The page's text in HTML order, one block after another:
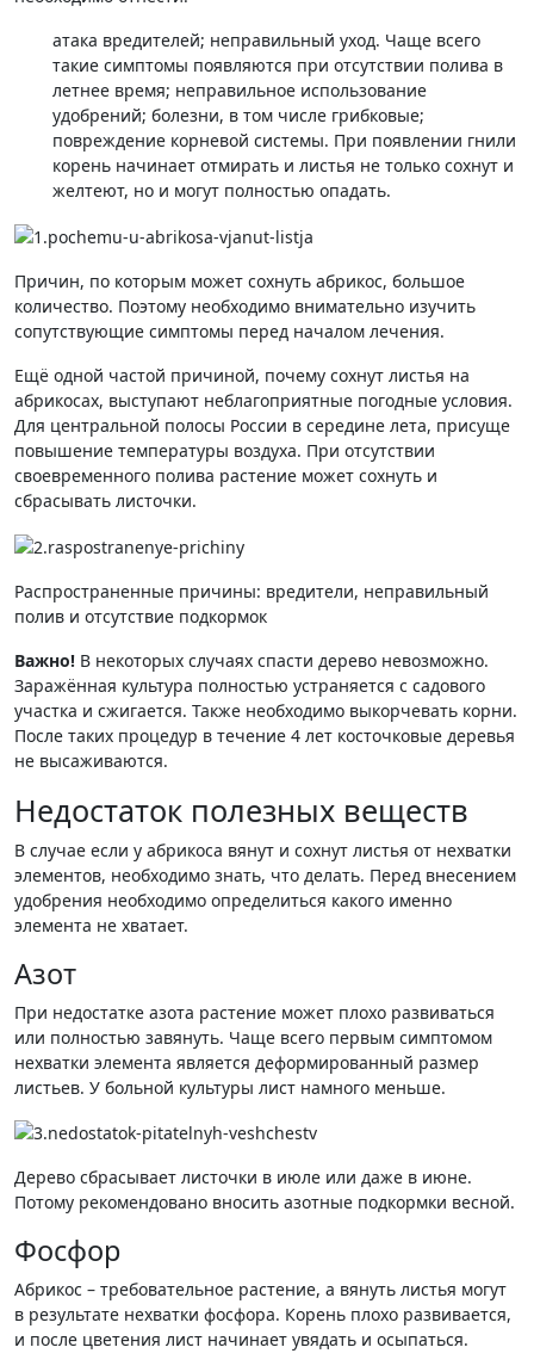
атака вредителей; неправильный уход. Чаще всего
такие симптомы появляются при отсутствии полива в
летнее время; неправильное использование
удобрений; болезни, в том числе грибковые;
повреждение корневой системы. При появлении гнили
корень начинает отмирать и листья не только сохнут и
желтеют, но и могут полностью опадать.
Причин, по которым может сохнуть абрикос, большое
количество. Поэтому необходимо внимательно изучить
сопутствующие симптомы перед началом лечения.
Ещё одной частой причиной, почему сохнут листья на
абрикосах, выступают неблагоприятные погодные условия.
Для центральной полосы России в середине лета, присуще
повышение температуры воздуха. При отсутствии
своевременного полива растение может сохнуть и
сбрасывать листочки.
Распространенные причины: вредители, неправильный
полив и отсутствие подкормок
Важно! В некоторых случаях спасти дерево невозможно.
Заражённая культура полностью устраняется с садового
участка и сжигается. Также необходимо выкорчевать корни.
После таких процедур в течение 4 лет косточковые деревья
не высаживаются.
Недостаток полезных веществ
В случае если у абрикоса вянут и сохнут листья от нехватки
элементов, необходимо знать, что делать. Перед внесением
удобрения необходимо определиться какого именно
элемента не хватает.
Азот
При недостатке азота растение может плохо развиваться
или полностью завянуть. Чаще всего первым симптомом
нехватки элемента является деформированный размер
листьев. У больной культуры лист намного меньше.
Дерево сбрасывает листочки в июле или даже в июне.
Потому рекомендовано вносить азотные подкормки весной.
Фосфор
Абрикос – требовательное растение, а вянуть листья могут
в результате нехватки фосфора. Корень плохо развивается,
и после цветения лист начинает увядать и осыпаться.